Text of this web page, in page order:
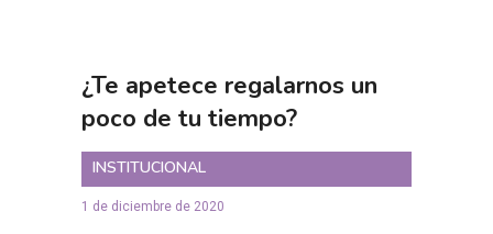
¿Te apetece regalarnos un
poco de tu tiempo?
INSTITUCIONAL
1 de diciembre de 2020